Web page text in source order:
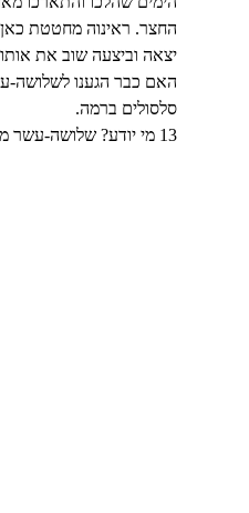
החצר. ראינוה מחטטת
יצאה וביצעה שוב את
האם כבר הגענו לשלושה-
סלסולים ברמה.
13 מי יודע? שלושה-עשר מינים שונים של ציפורים במכה אחת, תוך סיור בן שעה אחת בחוצות צפון תל אביב. . .